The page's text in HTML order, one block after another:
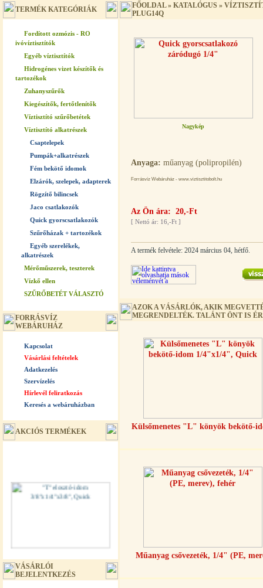
TERMÉK KATEGÓRIÁK
Fordított ozmózis - RO
ivóvíztisztítók
Egyéb víztisztítók
Hidrogénes vizet készítők és
tartozékok
Zuhanyszűrők
Kiegészítők, fertőtlenítők
Víztisztító szűrőbetétek
Víztisztító alkatrészek
Csaptelepek
Pumpák+alkatrészek
Fém bekötő idomok
Elzárók, szelepek, adapterek
Rögzítő bilincsek
Jaco csatlakozók
Quick gyorscsatlakozók
Szűrőházak + tartozékok
Egyéb szerelékek,
alkatrészek
Mérőműszerek, teszterek
Vízkő ellen
SZŰRŐBETÉT VÁLASZTÓ
FORRÁSVÍZ
WEBÁRUHÁZ
Kapcsolat
Vásárlási feltételek
Adatkezelés
Szervízelés
Hírlevél feliratkozás
Keresés a webáruházban
AKCIÓS TERMÉKEK
"T" elosztó-idom 3/8"x1/4"x3/8",
Quick
VÁSÁRLÓI
BEJELENTKEZÉS
FŐOLDAL» KATALÓGUS »
PLUG14Q
Nagykép
Anyaga: műanyag (polipropilén)
Forrásvíz Webáruház - www.viztisztitobolt.hu
Az Ön ára: 20,-Ft
[ Nettó ár: 16,-Ft ]
A termék felvétele: 2024 március 04, hétfő.
AZOK A VÁSÁRLÓK, AKIK
MEGRENDELTÉK. TALÁNT ÖNT IS
Külsőmenetes "L" könyök bekötő-
Műanyag csővezeték, 1/4" (PE,